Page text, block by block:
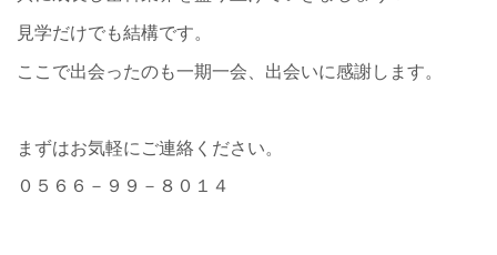
見学だけでも結構です。
ここで出会ったのも一期一会、出会いに感謝します。
まずはお気軽にご連絡ください。
０５６６－９９－８０１４